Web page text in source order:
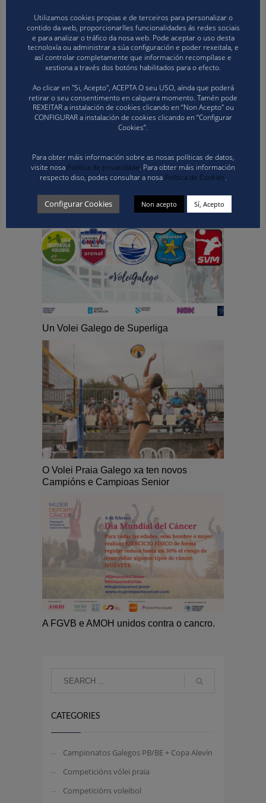
ABOUTCOMUNICACION
WHAT YOU CAN READ NEXT
Un Volei Galego de Superliga
O Volei Praia Galego xa ten novos
Campións e Campioas Senior
A FGVB e AMOH unidos contra o cancro.
CATEGORIES
Campionatos Galegos PB/BE + Copa Alevín
Competicións vólei praia
Competicións voleibol
Utilizamos cookies propias e de terceiros para personalizar o
contido da web, proporcionarlles funcionalidades ás redes sociais
e para analizar o tráfico da nosa web. Pode aceptar o uso desta
tecnoloxía ou administrar a súa configuración e poder rexeitala, e
así controlar completamente que información recompílase e
xestiona a través dos botóns habilitados para o efecto.
Ao clicar en "Si, Acepto", ACEPTA O seu USO, aínda que poderá
retirar o seu consentimento en calquera momento. Tamén pode
REXEITAR a instalación de cookies clicando en “Non Acepto" ou
CONFIGURAR a instalación de cookies clicando en “Configurar
Cookies”.
Para obter máis información sobre as nosas políticas de datos,
visite nosa Política de privacidade. Para obter máis información
respecto diso, podes consultar a nosa Política de Cookies.
Configurar Cookies Non acepto Sí, Acepto